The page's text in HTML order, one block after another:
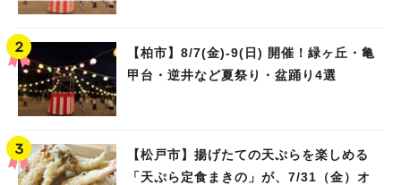
【柏市】8/7(金)‐9(日) 開催！緑ヶ丘・亀
甲台・逆井など夏祭り・盆踊り4選
【松戸市】揚げたての天ぷらを楽しめる
「天ぷら定食まきの」が、7/31（金）オ